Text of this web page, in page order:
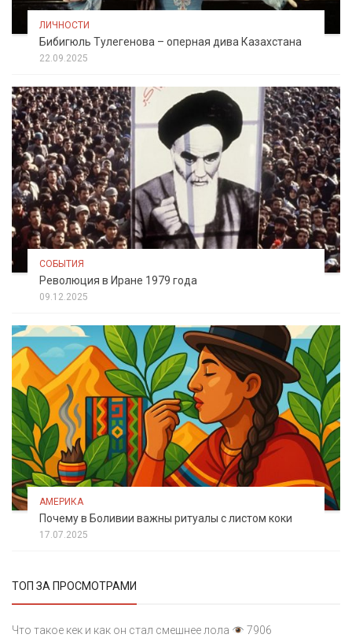
ЛИЧНОСТИ
Бибигюль Тулегенова – оперная дива Казахстана
22.09.2025
СОБЫТИЯ
Революция в Иране 1979 года
09.12.2025
АМЕРИКА
Почему в Боливии важны ритуалы с листом коки
17.07.2025
ТОП ЗА ПРОСМОТРАМИ
Что такое кек и как он стал смешнее лола
7906